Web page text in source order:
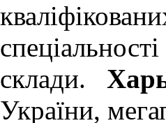
склади.
України,